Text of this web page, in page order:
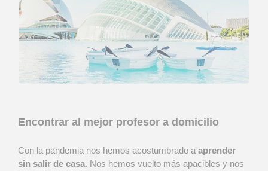
Encontrar al mejor profesor a domicilio
Con la pandemia nos hemos acostumbrado a aprender
sin salir de casa. Nos hemos vuelto más apacibles y nos